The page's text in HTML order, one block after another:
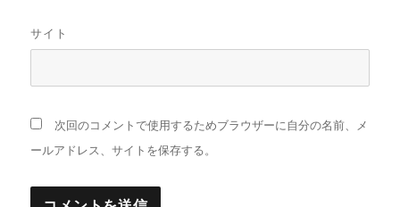
サイト
次回のコメントで使用するためブラウザーに自分の名前、メ
ールアドレス、サイトを保存する。